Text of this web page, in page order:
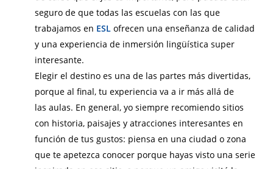
seguro de que todas las escuelas con las que
trabajamos en ESL ofrecen una enseñanza de calidad
y una experiencia de inmersión lingüística super
interesante.
Elegir el destino es una de las partes más divertidas,
porque al final, tu experiencia va a ir más allá de
las aulas. En general, yo siempre recomiendo sitios
con historia, paisajes y atracciones interesantes en
función de tus gustos: piensa en una ciudad o zona
que te apetezca conocer porque hayas visto una serie